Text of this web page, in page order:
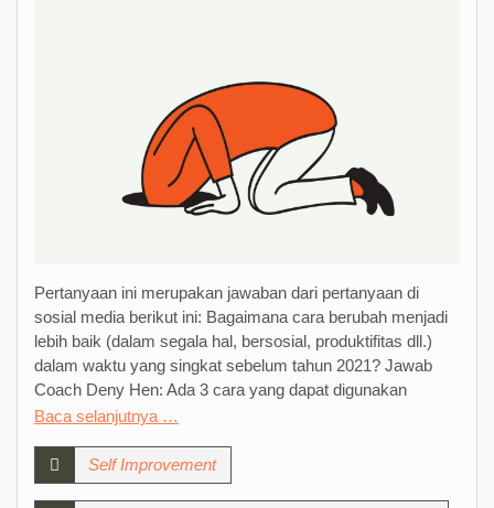
Pertanyaan ini merupakan jawaban dari pertanyaan di
sosial media berikut ini: Bagaimana cara berubah menjadi
lebih baik (dalam segala hal, bersosial, produktifitas dll.)
dalam waktu yang singkat sebelum tahun 2021? Jawab
Coach Deny Hen: Ada 3 cara yang dapat digunakan
Baca selanjutnya …
Self Improvement